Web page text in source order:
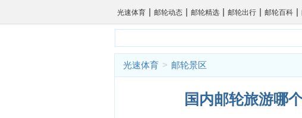
光速体育 | 邮轮动态 | 邮轮精选 | 邮轮出行 | 邮轮百科 |
光速体育 > 邮轮景区
国内邮轮旅游哪